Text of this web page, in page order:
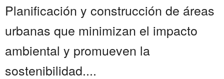
Planificación y construcción de áreas
urbanas que minimizan el impacto
ambiental y promueven la
sostenibilidad....